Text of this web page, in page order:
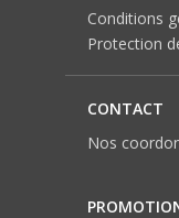
Conditions
Protection
CONTACT
Nos